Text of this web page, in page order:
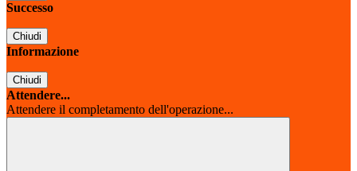
Successo
Chiudi
Informazione
Chiudi
Attendere...
Attendere il completamento dell'operazione...